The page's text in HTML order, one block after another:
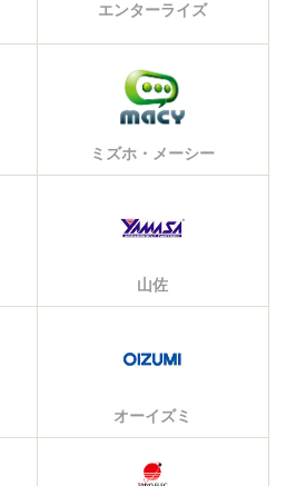
エンターライズ
ミズホ・メーシー
山佐
オーイズミ